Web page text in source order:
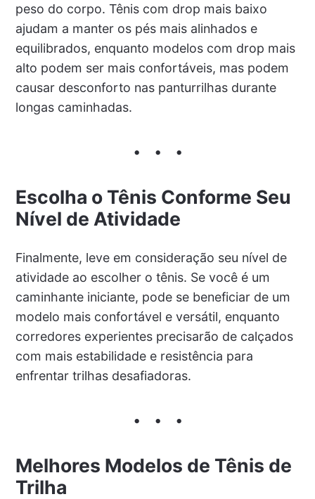
peso do corpo. Tênis com drop mais baixo
ajudam a manter os pés mais alinhados e
equilibrados, enquanto modelos com drop mais
alto podem ser mais confortáveis, mas podem
causar desconforto nas panturrilhas durante
longas caminhadas.
Escolha o Tênis Conforme Seu
Nível de Atividade
Finalmente, leve em consideração seu nível de
atividade ao escolher o tênis. Se você é um
caminhante iniciante, pode se beneficiar de um
modelo mais confortável e versátil, enquanto
corredores experientes precisarão de calçados
com mais estabilidade e resistência para
enfrentar trilhas desafiadoras.
Melhores Modelos de Tênis de
Trilha